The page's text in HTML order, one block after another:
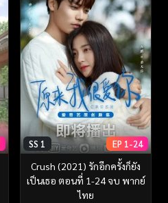
SS 1 EP 1-24
Crush (2021) รักอีกครั้งก็ยัง
เป็นเธอ ตอนที่ 1-24 จบ พากย์
ไทย